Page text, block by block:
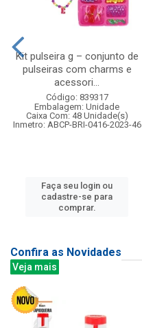
Kit pulseira g – conjunto de
pulseiras com charms e
acessori...
Código: 839317
Embalagem: Unidade
Caixa Com: 48 Unidade(s)
Inmetro: ABCP-BRI-0416-2023-46
Faça seu login ou
cadastre-se para
comprar.
Confira as Novidades
Veja mais